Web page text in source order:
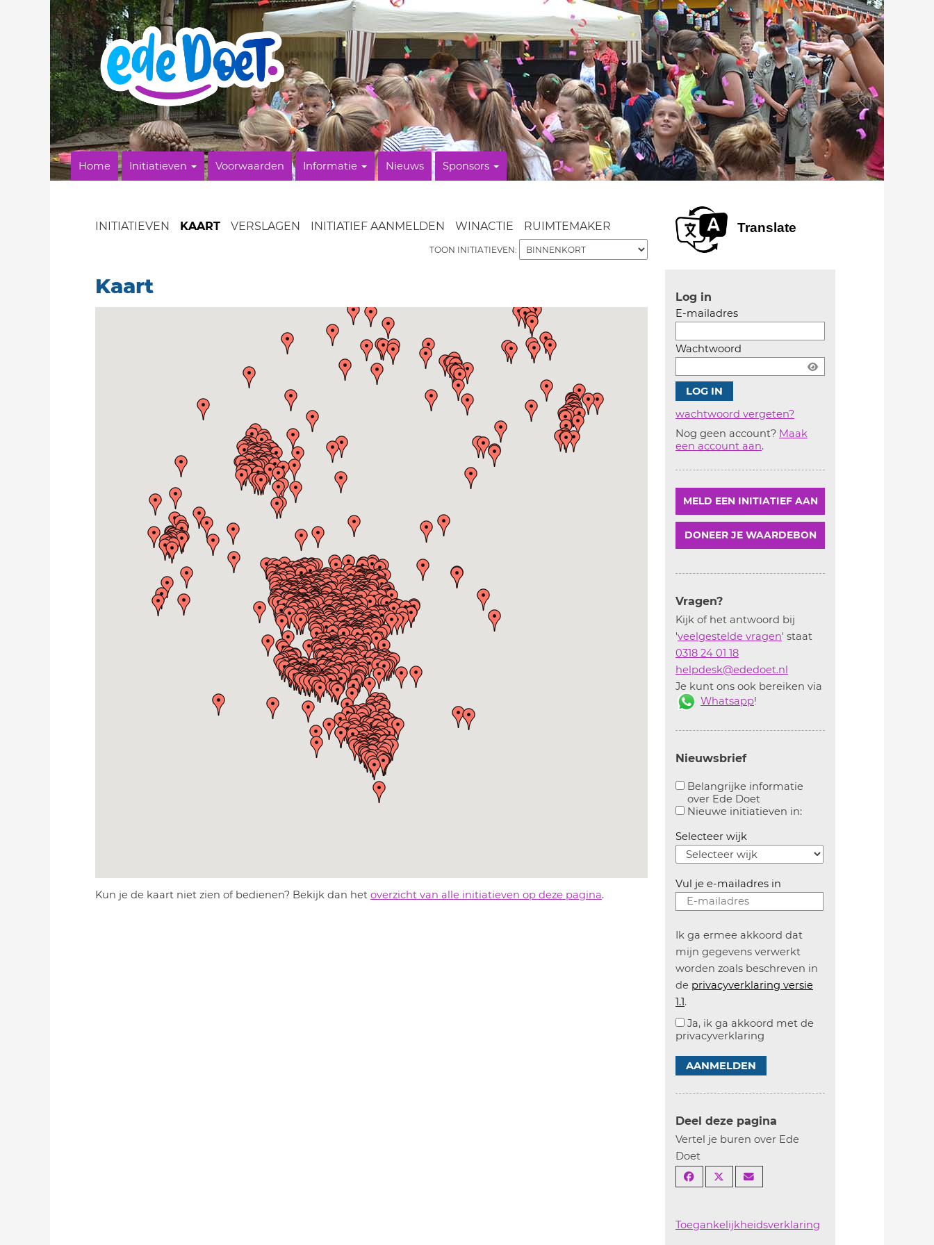
Home Initiatieven Voorwaarden Informatie Nieuws Sponsors
INITIATIEVEN KAART VERSLAGEN INITIATIEF AANMELDEN WINACTIE RUIMTEMAKER
TOON INITIATIEVEN:
Kaart
Kun je de kaart niet zien of bedienen? Bekijk dan het overzicht van alle initiatieven op deze pagina.
Translate
Log in
E-mailadres
Wachtwoord
wachtwoord vergeten?
Nog geen account? Maak
een account aan.
MELD EEN INITIATIEF AAN
DONEER JE WAARDEBON
Vragen?
Kijk of het antwoord bij
'veelgestelde vragen' staat
0318 24 01 18
helpdesk@ededoet.nl
Je kunt ons ook bereiken via
Whatsapp!
Nieuwsbrief
Belangrijke informatie
over Ede Doet
Aanvinken om belangrijke informatie over
Nieuwe initiatieven in:Aanvinken om
Selecteer wijk
Vul je e-mailadres in
Ik ga ermee akkoord dat
mijn gegevens verwerkt
worden zoals beschreven in
de privacyverklaring versie
1.1.
Ja, ik ga akkoord met de
privacyverklaring
AANMELDEN
Deel deze pagina
Vertel je buren over Ede
Doet
Toegankelijkheidsverklaring